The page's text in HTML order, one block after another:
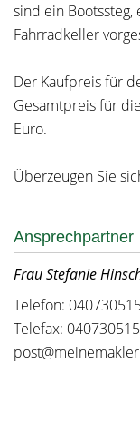
sind ein
Fahrradkeller
Der Kaufpreis für
Gesamtpreis für
Euro.
Überzeugen Sie
Ansprechpartner
Frau Stefanie
Telefon:
Telefax: